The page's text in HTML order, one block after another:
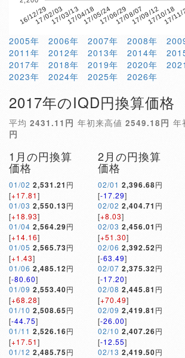
16/12/2917/02/0317/03/1317/04/1817/05/2417/06/2917/08/0717/09/1217/10/18
17/
2005年 2006年 2007年 2008年
2011年
2012年 2013年 2014年
2017年
2018年 2019年 2020年
2023年
2024年 2025年 2026年
2017年のIQD円換算価格
平均 2431.11円 年初来高値 2549.18円 年
円
1月の円換算
価格
01/02 2,531.21 円
[+17.81]
01/03 2,550.13円
[+18.93]
01/04 2,564.29円
[+14.16]
01/05 2,565.73円
[+1.43]
01/06 2,485.12円
[-80.60]
01/09 2,553.40円
[+68.28]
01/10 2,508.65円
[-44.75]
01/11 2,526.16円
[+17.51]
01/12 2,485.75円
2月の円換算
価格
02/01 2,396.68円
[-17.29]
02/02 2,404.71 円
[+8.03]
02/03 2,456.01 円
[+51.30]
02/06 2,392.52円
[-63.49]
02/07 2,375.32円
[-17.20]
02/08 2,445.81 円
[+70.49]
02/09 2,419.81 円
[-26.00]
02/10 2,407.26円
[-12.55]
02/13 2,419.50円